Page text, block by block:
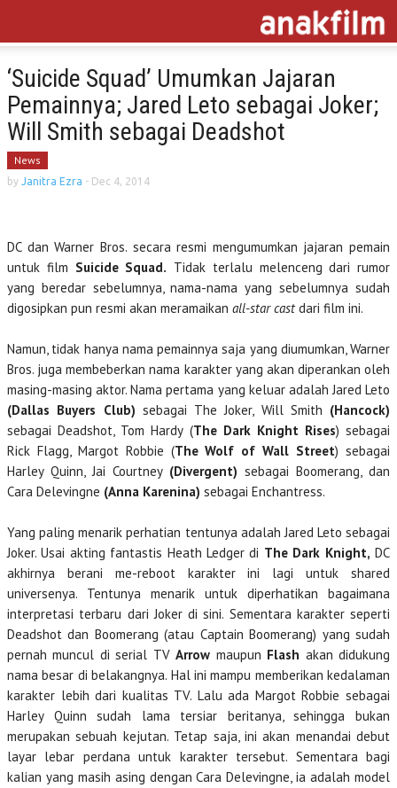
‘Suicide Squad’ Umumkan Jajaran
Pemainnya; Jared Leto sebagai Joker;
Will Smith sebagai Deadshot
News
by Janitra Ezra - Dec 4, 2014
DC dan Warner Bros. secara resmi mengumumkan jajaran pemain
untuk film Suicide Squad. Tidak terlalu melenceng dari rumor
yang beredar sebelumnya, nama-nama yang sebelumnya sudah
digosipkan pun resmi akan meramaikan all-star castdari film ini.
Namun, tidak hanya nama pemainnya saja yang diumumkan, Warner
Bros. juga membeberkan nama karakter yang akan diperankan oleh
masing-masing aktor. Nama pertama yang keluar adalah Jared Leto
(Dallas Buyers Club) sebagai The Joker, Will Smith (Hancock)
sebagai Deadshot, Tom Hardy (The Dark Knight Rises) sebagai
Rick Flagg, Margot Robbie (The Wolf of Wall Street) sebagai
Harley Quinn, Jai Courtney (Divergent) sebagai Boomerang, dan
Cara Delevingne (Anna Karenina) sebagai Enchantress.
Yang paling menarik perhatian tentunya adalah Jared Leto sebagai
Joker. Usai akting fantastis Heath Ledger di The Dark Knight, DC
akhirnya berani me-reboot karakter ini lagi untuk shared
universenya. Tentunya menarik untuk diperhatikan bagaimana
interpretasi terbaru dari Joker di sini. Sementara karakter seperti
Deadshot dan Boomerang (atau Captain Boomerang) yang sudah
pernah muncul di serial TVArrow maupun Flash akan didukung
nama besar di belakangnya. Hal ini mampu memberikan kedalaman
karakter lebih dari kualitas TV. Lalu ada Margot Robbie sebagai
Harley Quinn sudah lama tersiar beritanya, sehingga bukan
merupakan sebuah kejutan. Tetap saja, ini akan menandai debut
layar lebar perdana untuk karakter tersebut. Sementara bagi
kalian yang masih asing dengan Cara Delevingne, ia adalah model